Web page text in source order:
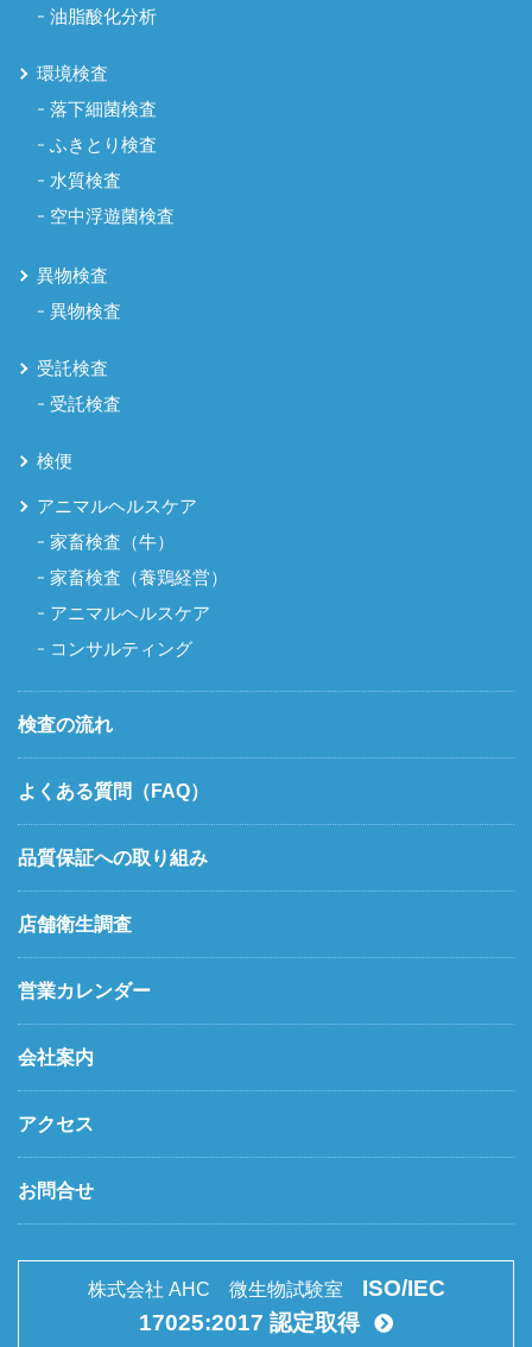
油脂酸化分析
環境検査
落下細菌検査
ふきとり検査
水質検査
空中浮遊菌検査
異物検査
異物検査
受託検査
受託検査
検便
アニマルヘルスケア
家畜検査（牛）
家畜検査（養鶏経営）
アニマルヘルスケア
コンサルティング
検査の流れ
よくある質問（FAQ）
品質保証への取り組み
店舗衛生調査
営業カレンダー
会社案内
アクセス
お問合せ
株式会社 AHC 微生物試験室 ISO/IEC
17025:2017 認定取得